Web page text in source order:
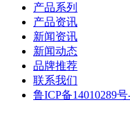
产品系列
产品资讯
新闻资讯
新闻动态
品牌推荐
联系我们
鲁ICP备14010289号